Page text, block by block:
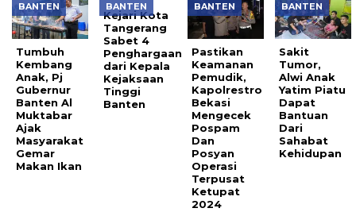
BANTEN
Tumbuh
Kembang
Anak, Pj
Gubernur
Banten Al
Muktabar
Ajak
Masyarakat
Gemar
Makan Ikan
BANTEN
Kejari Kota
Tangerang
Sabet 4
Penghargaan
dari Kepala
Kejaksaan
Tinggi
Banten
BANTEN
Pastikan
Keamanan
Pemudik,
Kapolrestro
Bekasi
Mengecek
Pospam
Dan
Posyan
Operasi
Terpusat
Ketupat
2024
BANTEN
Sakit
Tumor,
Alwi Anak
Yatim Piatu
Dapat
Bantuan
Dari
Sahabat
Kehidupan